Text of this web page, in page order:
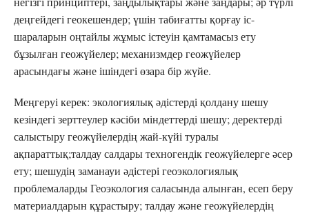
деңгейдегі геокешендер; үшін табиғатты қорғау іс-
шараларын оңтайлы жұмыс істеуін қамтамасыз ету
бұзылған геожүйелер; механизмдер геожүйелер
арасындағы және ішіндегі өзара бір жүйе.
Меңгеруі керек: экологиялық әдістерді қолдану шешу
кезіндегі зерттеулер кәсіби міндеттерді шешу; деректерді
салыстыру геожүйелердің жай-күйі туралы
ақпараттық;талдау салдары техногендік геожүйелерге әсер
ету; шешудің заманауи әдістері геоэкологиялық
проблемаларды Геоэкология саласында алынған, есеп беру
материалдарын құрастыру; талдау және геожүйелердің